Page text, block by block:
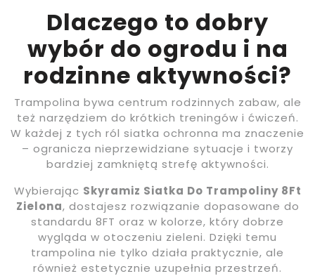
Dlaczego to dobry
wybór do ogrodu i na
rodzinne aktywności?
Trampolina bywa centrum rodzinnych zabaw, ale
też narzędziem do krótkich treningów i ćwiczeń.
W każdej z tych ról siatka ochronna ma znaczenie
– ogranicza nieprzewidziane sytuacje i tworzy
bardziej zamkniętą strefę aktywności.
Wybierając Skyramiz Siatka Do Trampoliny 8Ft
Zielona, dostajesz rozwiązanie dopasowane do
standardu 8FT oraz w kolorze, który dobrze
wygląda w otoczeniu zieleni. Dzięki temu
trampolina nie tylko działa praktycznie, ale
również estetycznie uzupełnia przestrzeń.